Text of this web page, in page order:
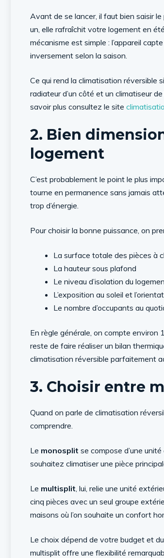
Avant de se lancer, il faut bien saisir
un, elle rafraîchit votre logement en
mécanisme est simple : l’appareil
inversement selon la saison.
Ce qui rend la climatisation réversible
radiateur d’un côté et un climatiseur
savoir plus consultez le site
2. Bien
logement
C’est probablement le point le plus
tourne en permanence sans jamais
trop d’énergie.
Pour choisir la bonne puissance, on
La surface totale des pièces à
La hauteur sous plafond
Le niveau d’isolation du
L’exposition au soleil et
Le nombre d’occupants au
En règle générale, on compte
reste de faire réaliser un bilan
climatisation réversible parfaitement
3. Choisir entre
Quand on parle de climatisation
comprendre.
Le monosplit se compose d’une
souhaitez climatiser une pièce
Le multisplit, lui, relie une unité
cinq pièces avec un seul groupe
maisons où l’on souhaite un confort
Le choix dépend de votre budget et
multisplit offre une flexibilité